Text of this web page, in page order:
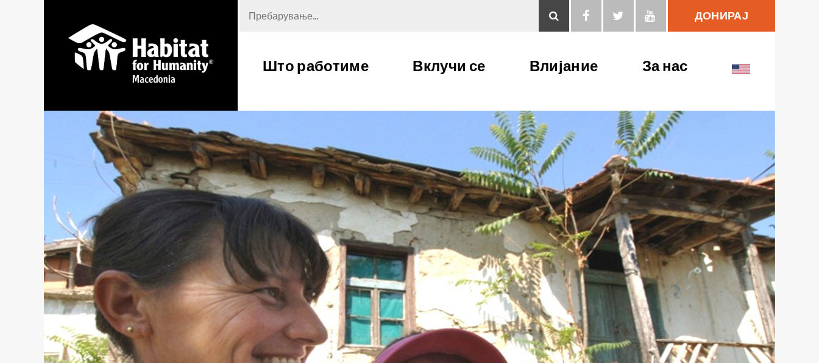
ДОНИРАЈ
Што работиме
Програмски области
Новости и стории
Вклучи се
Волонтерство
Влијание
Публикации
Медија центар
За нас
Нашиот тим
Нашите партнери
Нашата партнерска
Ревидирани
финансиски
извештаи
Моето безбедно
работно место